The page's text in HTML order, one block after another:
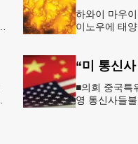
하와이 마우
이노우에 태
“미 통신
■의회 중국특
영 통신사들